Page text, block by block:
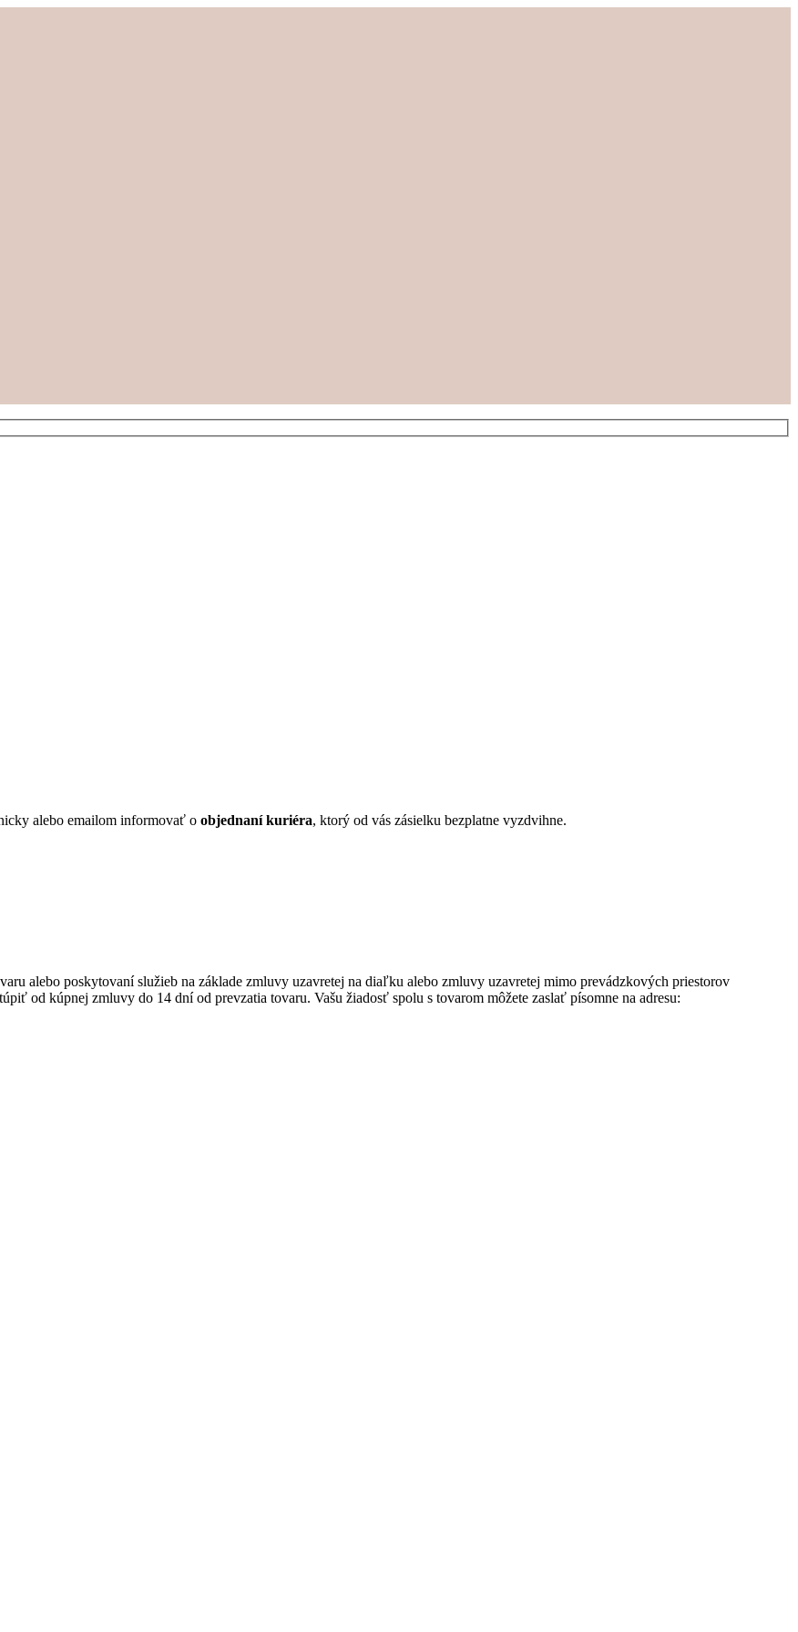
alebo emailom informovať o objednaní kuriéra, ktorý od vás zásielku bezplatne vyzdvihne.
alebo poskytovaní služieb na základe zmluvy uzavretej na diaľku alebo zmluvy uzavretej mimo prevádzkových priestorov
od kúpnej zmluvy do 14 dní od prevzatia tovaru. Vašu žiadosť spolu s tovarom môžete zaslať písomne na adresu: